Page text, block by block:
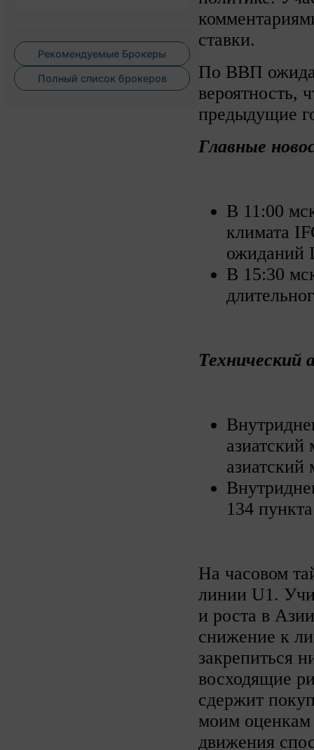
Рекомендуемые Брокеры
Полный список брокеров
ставки.
По ВВП
вероятность,
предыдущие
Главные
В 11:00
климата
ожиданий
В 15:30
Технический
134
На часовом
линии U1.
и роста в
снижение к
закрепиться
восходящие
сдержит
моим оценкам
движения